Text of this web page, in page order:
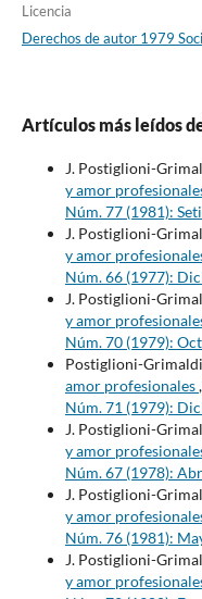
Licencia
Derechos de autor 1979
Artículos más leídos
J. Postiglioni-
y amor
Núm. 77 (1981):
J. Postiglioni-
y amor
Núm. 66 (1977):
J. Postiglioni-
y amor
Núm. 70 (1979):
Postiglioni-
amor profesionales,
Núm. 71 (1979):
J. Postiglioni-
y amor
Núm. 67 (1978):
J. Postiglioni-
y amor
Núm. 76 (1981):
J. Postiglioni-
y amor